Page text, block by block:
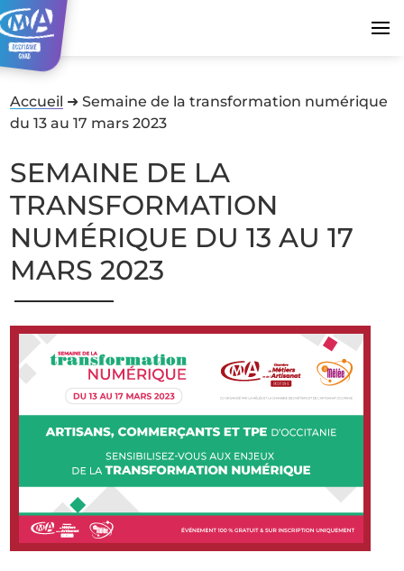
Accueil ➜Semaine de la transformation numérique
du 13 au 17 mars 2023
SEMAINE DE LA
TRANSFORMATION
NUMÉRIQUE DU 13 AU 17
MARS 2023